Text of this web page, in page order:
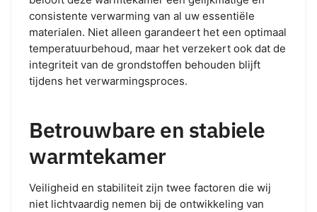
consistente verwarming van al uw essentiële
materialen. Niet alleen garandeert het een optimaal
temperatuurbehoud, maar het verzekert ook dat de
integriteit van de grondstoffen behouden blijft
tijdens het verwarmingsproces.
Betrouwbare en stabiele
warmtekamer
Veiligheid en stabiliteit zijn twee factoren die wij
niet lichtvaardig nemen bij de ontwikkeling van